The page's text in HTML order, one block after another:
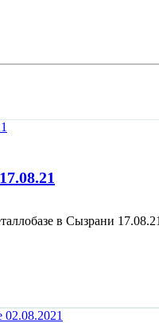
в Сызрани 17.08.21